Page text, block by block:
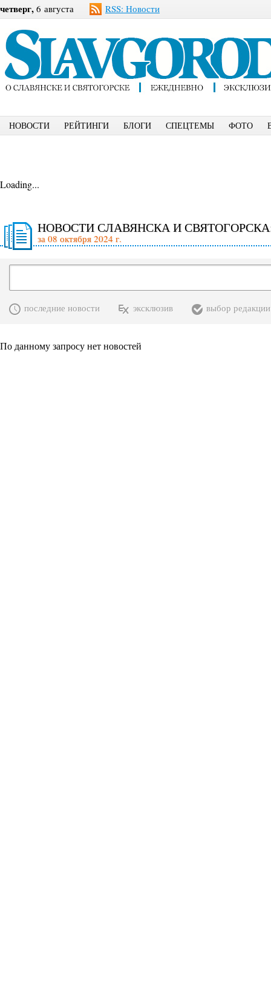
четверг, 6 августа RSS: Новости
НОВОСТИ РЕЙТИНГИ БЛОГИ СПЕЦТЕМЫ ФОТО
Loading...
НОВОСТИ СЛАВЯНСКА И
за 08 октября 2024 г.
последние новости эксклюзив выбор редакции
По данному запросу нет новостей